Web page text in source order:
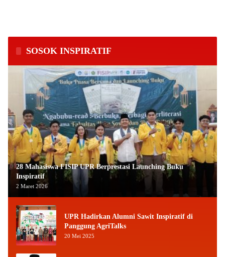
SOSOK INSPIRATIF
28 Mahasiswa FISIP UPR Berprestasi Launching Buku
Inspiratif
2 Maret 2026
UPR Hadirkan Alumni Sawit Inspiratif di
Panggung AgriTalks
20 Mei 2025